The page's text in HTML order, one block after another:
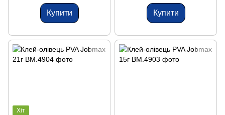
Купити Купити
Хіт